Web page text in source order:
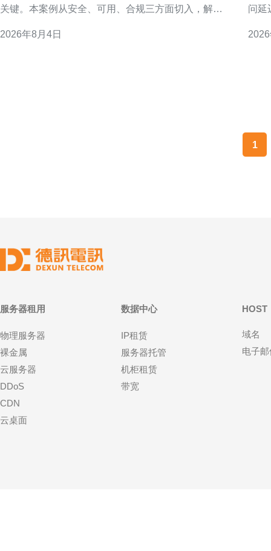
关键。本案例从安全、可用、合规三方面切入，解析
本地法规与延迟要求，达到稳健运营目标。 香港云服
2026年8月4日
问延
性及
1
服务器租用
物理服务器
裸金属
云服务器
DDoS
CDN
云桌面
数据中心
IP租赁
服务器托管
机柜租赁
带宽
HOST
域名
电子